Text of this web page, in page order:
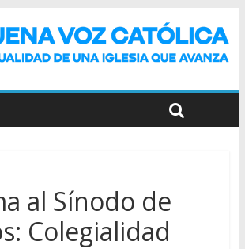
al Sínodo de
Colegialidad